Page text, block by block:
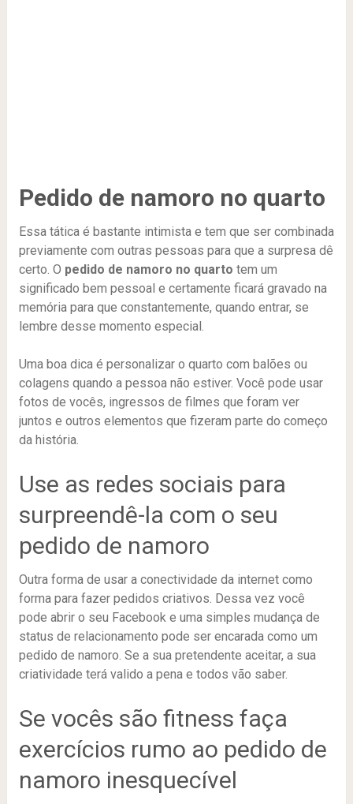
Pedido de namoro no quarto
Essa tática é bastante intimista e tem que ser combinada
previamente com outras pessoas para que a surpresa dê
certo. O pedido de namoro no quarto tem um
significado bem pessoal e certamente ficará gravado na
memória para que constantemente, quando entrar, se
lembre desse momento especial.
Uma boa dica é personalizar o quarto com balões ou
colagens quando a pessoa não estiver. Você pode usar
fotos de vocês, ingressos de filmes que foram ver
juntos e outros elementos que fizeram parte do começo
da história.
Use as redes sociais para
surpreendê-la com o seu
pedido de namoro
Outra forma de usar a conectividade da internet como
forma para fazer pedidos criativos. Dessa vez você
pode abrir o seu Facebook e uma simples mudança de
status de relacionamento pode ser encarada como um
pedido de namoro. Se a sua pretendente aceitar, a sua
criatividade terá valido a pena e todos vão saber.
Se vocês são fitness faça
exercícios rumo ao pedido de
namoro inesquecível